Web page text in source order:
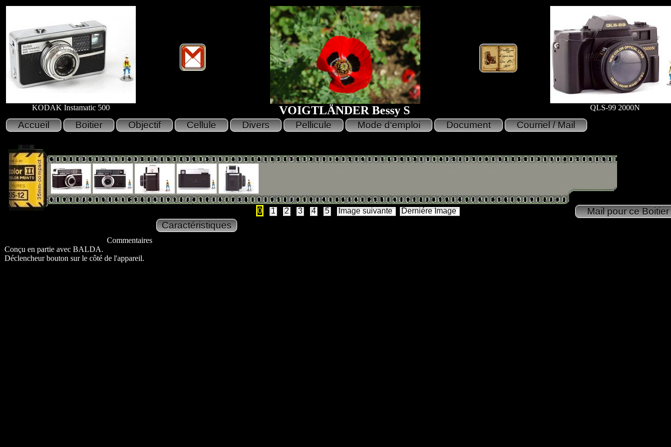
KODAK Instamatic 500 QLS-99 2000N
VOIGTLÄNDER Bessy S
0 1 2 3 4 5 Image suivante Derniére Image
Commentaires
Conçu en partie avec BALDA.
Déclencheur bouton sur le côté de l'appareil.